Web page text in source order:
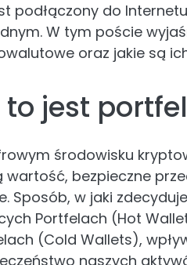
podłączony do
W tym poście
oraz jakie są
to jest
środowisku
wartość, bezpieczne
Sposób, w jaki
Portfelach (Hot
(Cold Wallets),
naszych